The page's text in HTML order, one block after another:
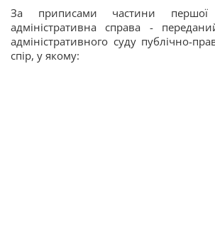
За приписами частини першої
адміністративна справа -
адміністративного суду публічно-
спір, у якому: